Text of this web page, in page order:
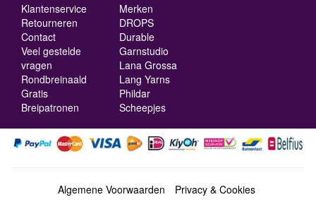
Klantenservice
Retourneren
Contact
Veel gestelde
vragen
Rondbreinaald
Gratis
Breipatronen
Merken
DROPS
Durable
Garnstudio
Lana Grossa
Lang Yarns
Phildar
Scheepjes
Algemene Voorwaarden
Privacy & Cookies